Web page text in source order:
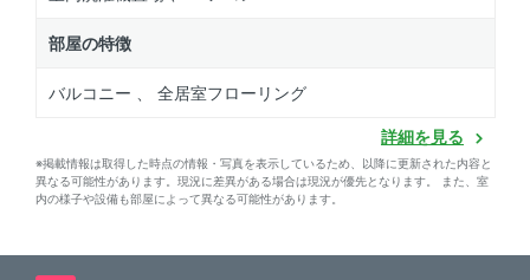
部屋の特徴
バルコニー 、 全居室フローリング
詳細を見る
※掲載情報は取得した時点の情報・写真を表示しているため、以降に更新された内容と
異なる可能性があります。現況に差異がある場合は現況が優先となります。 また、室
内の様子や設備も部屋によって異なる可能性があります。